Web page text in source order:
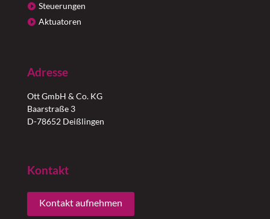
Steuerungen
Aktuatoren
Adresse
Ott GmbH & Co. KG
Baarstraße 3
D-78652 Deißlingen
Kontakt
Kontakt aufnehmen